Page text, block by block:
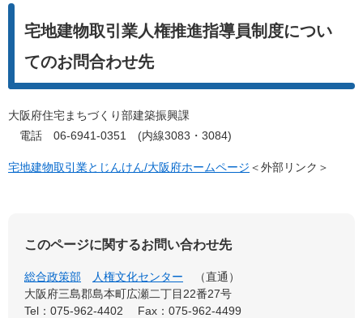
宅地建物取引業人権推進指導員制度につい
てのお問合わせ先
大阪府住宅まちづくり部建築振興課
電話 06-6941-0351 (内線3083・3084)
宅地建物取引業とじんけん/大阪府ホームページ ＜外部リンク＞
このページに関するお問い合わせ先
総合政策部 人権文化センター
直通
大阪府三島郡島本町広瀬二丁目22番27号
Tel：075-962-4402
Fax：075-962-4499